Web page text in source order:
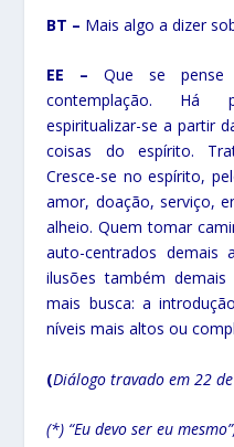
BT – Mais algo a dizer
EE – Que se
contemplação. Há
espiritualizar-se a partir
coisas do espírito.
Cresce-se no espírito,
amor, doação, serviço,
alheio. Quem tomar
auto-centrados demais
ilusões também
mais busca: a
níveis mais altos ou
(Diálogo travado em 22
(*) “Eu devo ser eu